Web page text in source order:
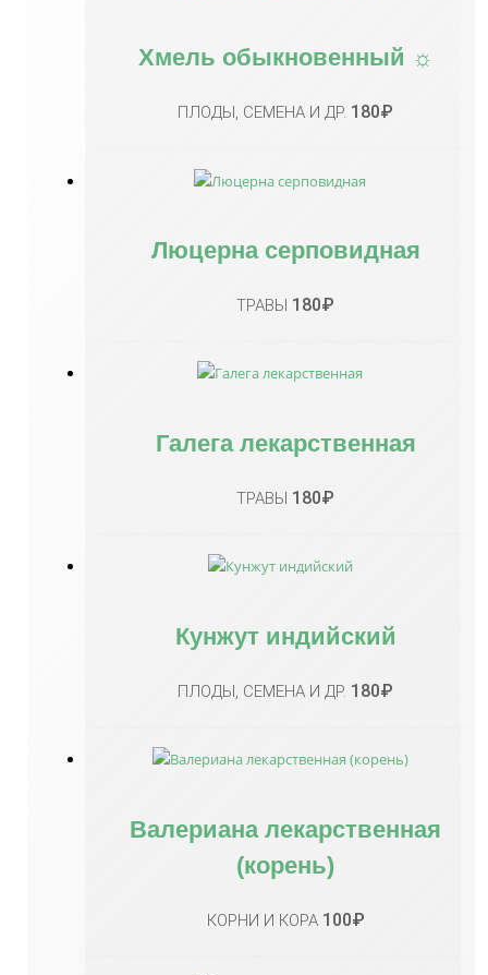
Хмель обыкновенный ☼
ПЛОДЫ, СЕМЕНА И ДР. 180₽
Люцерна серповидная
ТРАВЫ 180₽
Галега лекарственная
ТРАВЫ 180₽
Кунжут индийский
ПЛОДЫ, СЕМЕНА И ДР. 180₽
Валериана лекарственная
(корень)
КОРНИ И КОРА 100₽